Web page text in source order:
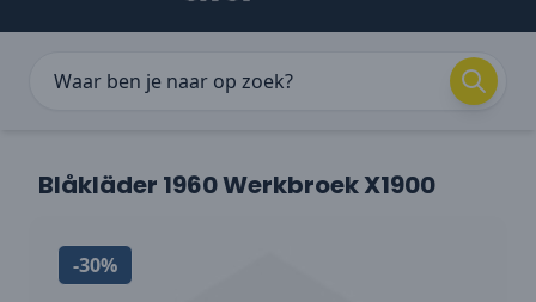
Blåkläder 1960 Werkbroek X1900
-30%